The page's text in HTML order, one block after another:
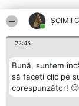
ȘOIMII
22:45
Bună, suntem
să faceți clic pe
corespunzător! 🙂